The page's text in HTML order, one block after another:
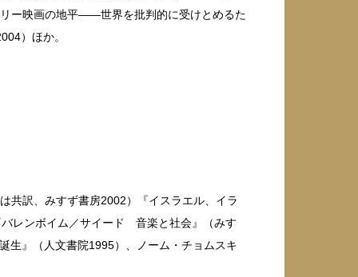
ー映画の地平——世界を批判的に受けとめるた
）ほか。
共訳、みすず書房2002）『イスラエル、イラ
レンボイム／サイード 音楽と社会』（みす
』（人文書院1995）、ノーム・チョムスキ